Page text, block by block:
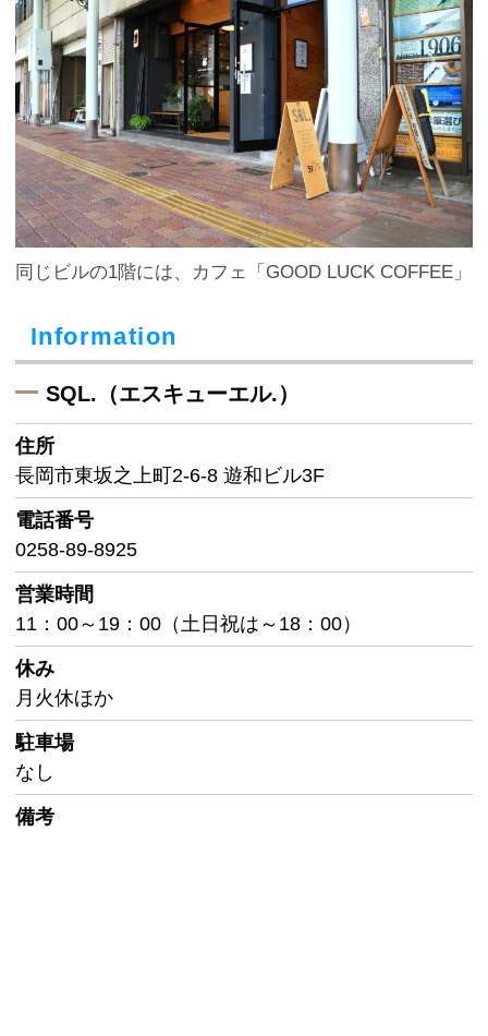
同じビルの1階には、カフェ「GOOD LUCK COFFEE」
Information
SQL.（エスキューエル.）
住所
長岡市東坂之上町2-6-8 遊和ビル3F
電話番号
0258-89-8925
営業時間
11：00～19：00（土日祝は～18：00）
休み
月火休ほか
駐車場
なし
備考